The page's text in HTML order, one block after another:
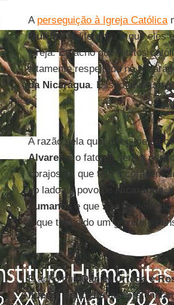
A perseguição à Igreja Católica
Murillo. A diferença é que eles
igreja. Eu acho que muitos
altamente respeitado na
da Nicarágua. E isso teve um
A razão pela qual o regime se
Alvarez é o fato de serem
corajosas, que têm a coragem
ao lado do povo de
Nicarágua,
humanose que são homens do
e que tem sido um grande e
E acho queDaniel Ortega e
líderes políticosque